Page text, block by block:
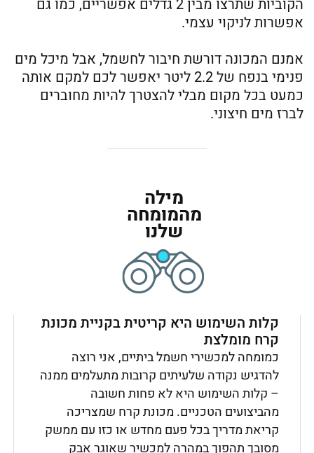
הקוביות שתרצו מבין 2 גדלים אפשריים, כמו גם
אפשרות לניקוי עצמי.
אמנם המכונה דורשת חיבור לחשמל, אבל מיכל מים
פנימי בנפח של 2.2 ליטר יאפשר לכם למקם אותה
כמעט בכל מקום מבלי להצטרך להיות מחוברים
לברז מים חיצוני.
מילה
מהמומחה
שלנו
קלות השימוש היא קריטית בקניית מכונת
קרח מומלצת
כמומחה למכשירי חשמל ביתיים, אני רוצה
להדגיש נקודה שלעיתים קרובות מתעלמים ממנה
– קלות השימוש היא לא פחות חשובה
מהביצועים הטכניים. מכונת קרח שמצריכה
קריאת מדריך בכל פעם מחדש או כזו עם ממשק
מסובך תהפוך במהרה למכשיר שאוגר אבק